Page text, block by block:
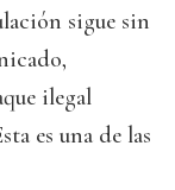
sigue sin
ilegal
es una de las